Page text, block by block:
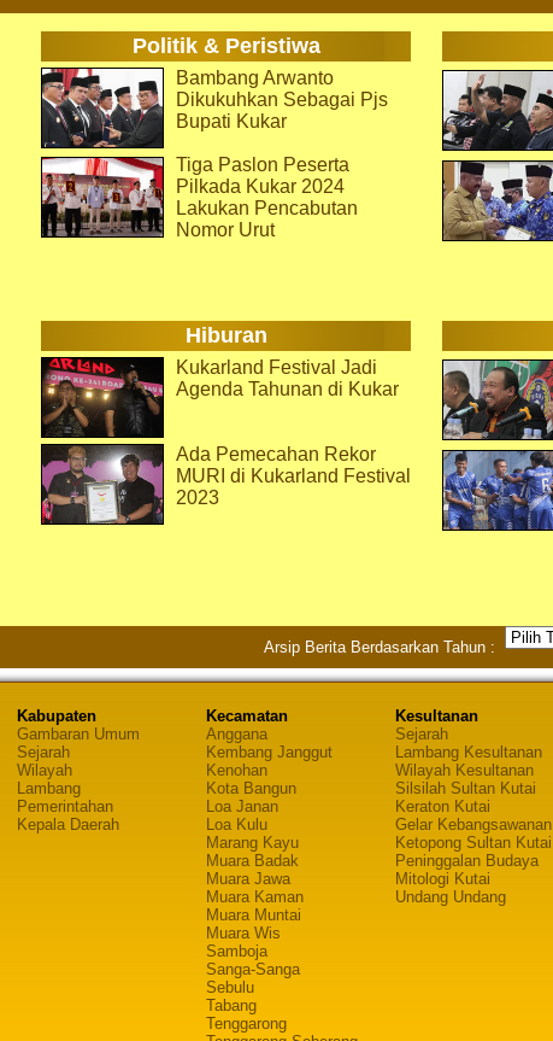
Politik & Peristiwa
Bambang Arwanto
Dikukuhkan Sebagai Pjs
Bupati Kukar
Tiga Paslon Peserta
Pilkada Kukar 2024
Lakukan Pencabutan
Nomor Urut
Hiburan
Kukarland Festival Jadi
Agenda Tahunan di Kukar
Ada Pemecahan Rekor
MURI di Kukarland Festival
2023
Arsip Berita Berdasarkan Tahun :
Kabupaten
Gambaran Umum
Sejarah
Wilayah
Lambang
Pemerintahan
Kepala Daerah
Kecamatan
Anggana
Kembang Janggut
Kenohan
Kota Bangun
Loa Janan
Loa Kulu
Marang Kayu
Muara Badak
Muara Jawa
Muara Kaman
Muara Muntai
Muara Wis
Samboja
Sanga-Sanga
Sebulu
Tabang
Tenggarong
Kesultanan
Sejarah
Lambang Kesultanan
Wilayah Kesultanan
Silsilah Sultan Kutai
Keraton Kutai
Gelar Kebangsawanan
Ketopong Sultan Kutai
Peninggalan Budaya
Mitologi Kutai
Undang Undang